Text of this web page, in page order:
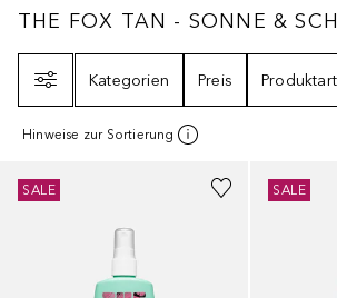
THE FOX TAN - SONNE &
THE FOX TAN - SONNE &
Kategorien
Preis Produktart
Hinweise zur Sortierung
SALE SALE